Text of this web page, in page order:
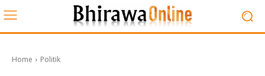
Home Politik